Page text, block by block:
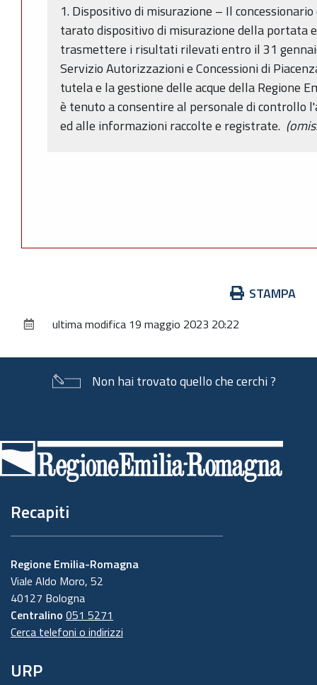
1. Dispositivo di misurazione – Il
tarato dispositivo di misurazione della portata
trasmettere i risultati rilevati entro il 31
Servizio Autorizzazioni e Concessioni di
tutela e la gestione delle acque della Regione
è tenuto a consentire al personale di controllo
ed alle informazioni raccolte e registrate.
documento
STAMPA
ultima modifica 19 maggio 2023 20:22
Non hai trovato quello che cerchi ?
di
pagina
Recapiti
Regione Emilia-Romagna
Viale Aldo Moro, 52
40127 Bologna
Centralino 051 5271
Cerca telefoni o indirizzi
URP